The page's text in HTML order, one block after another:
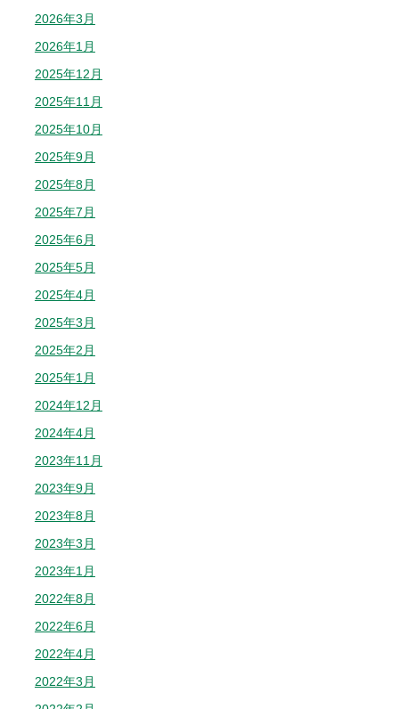
2026年3月
2026年1月
2025年12月
2025年11月
2025年10月
2025年9月
2025年8月
2025年7月
2025年6月
2025年5月
2025年4月
2025年3月
2025年2月
2025年1月
2024年12月
2024年4月
2023年11月
2023年9月
2023年8月
2023年3月
2023年1月
2022年8月
2022年6月
2022年4月
2022年3月